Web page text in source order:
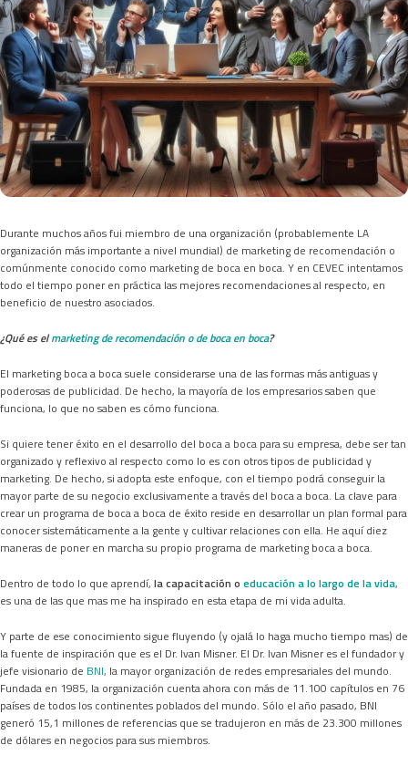
Durante muchos años fui miembro de una organización (probablemente LA
organización más importante a nivel mundial) de marketing de recomendación o
comúnmente conocido como marketing de boca en boca. Y en CEVEC intentamos
todo el tiempo poner en práctica las mejores recomendaciones al respecto, en
beneficio de nuestro asociados.
¿Qué es elmarketing de recomendación o de boca en boca?
El marketing boca a boca suele considerarse una de las formas más antiguas y
poderosas de publicidad. De hecho, la mayoría de los empresarios saben que
funciona, lo que no saben es cómo funciona.
Si quiere tener éxito en el desarrollo del boca a boca para su empresa, debe ser tan
organizado y reflexivo al respecto como lo es con otros tipos de publicidad y
marketing. De hecho, si adopta este enfoque, con el tiempo podrá conseguir la
mayor parte de su negocio exclusivamente a través del boca a boca. La clave para
crear un programa de boca a boca de éxito reside en desarrollar un plan formal para
conocer sistemáticamente a la gente y cultivar relaciones con ella. He aquí diez
maneras de poner en marcha su propio programa de marketing boca a boca.
Dentro de todo lo que aprendí, la capacitación o educación a lo largo de la vida,
es una de las que mas me ha inspirado en esta etapa de mi vida adulta.
Y parte de ese conocimiento sigue fluyendo (y ojalá lo haga mucho tiempo mas) de
la fuente de inspiración que es el Dr. Ivan Misner. El Dr. Ivan Misner es el fundador y
jefe visionario de BNI, la mayor organización de redes empresariales del mundo.
Fundada en 1985, la organización cuenta ahora con más de 11.100 capítulos en 76
países de todos los continentes poblados del mundo. Sólo el año pasado, BNI
generó 15,1 millones de referencias que se tradujeron en más de 23.300 millones
de dólares en negocios para sus miembros.